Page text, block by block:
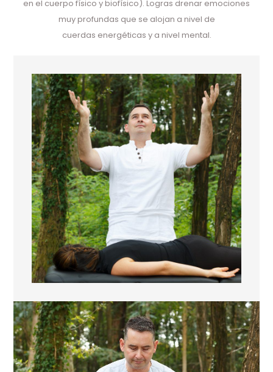
en el cuerpo físico y biofísico). Logras drenar emociones
muy profundas que se alojan a nivel de
cuerdas energéticas y a nivel mental.